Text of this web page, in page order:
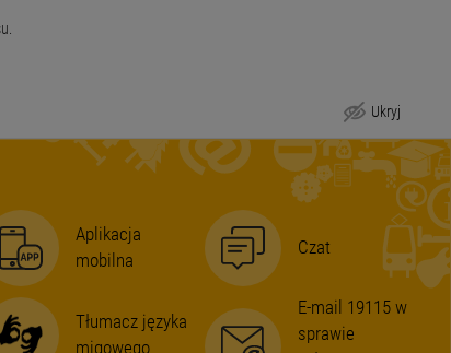
Ukryj
Aplikacja
mobilna
Czat
Tłumacz języka
migowego
E-mail 19115 w
sprawie